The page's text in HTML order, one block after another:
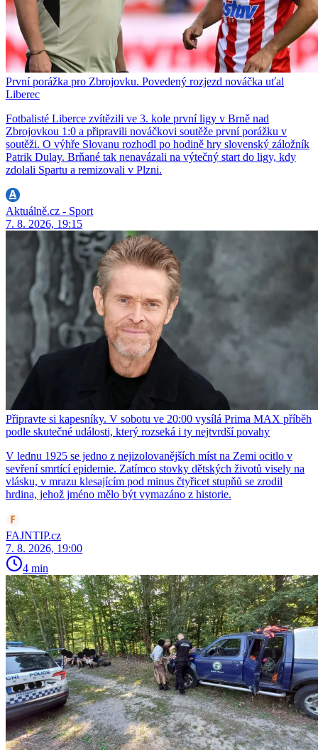
První porážka pro Zbrojovku. Povedený rozjezd nováčka uťal
Liberec
Fotbalisté Liberce zvítězili ve 3. kole první ligy v Brně nad
Zbrojovkou 1:0 a připravili nováčkovi soutěže první porážku v
soutěži. O výhře Slovanu rozhodl po hodině hry slovenský záložník
Patrik Dulay. Brňané tak nenavázali na výtečný start do ligy, kdy
zdolali Spartu a remizovali v Plzni.
Aktuálně.cz - Sport
7. 8. 2026, 19:15
Připravte si kapesníky. V sobotu ve 20:00 vysílá Prima MAX příběh
podle skutečné události, který rozseká i ty nejtvrdší povahy
V lednu 1925 se jedno z nejizolovanějších míst na Zemi ocitlo v
sevření smrtící epidemie. Zatímco stovky dětských životů visely na
vlásku, v mrazu klesajícím pod minus čtyřicet stupňů se zrodil
hrdina, jehož jméno mělo být vymazáno z historie.
FAJNTIP.cz
7. 8. 2026, 19:00
4 min